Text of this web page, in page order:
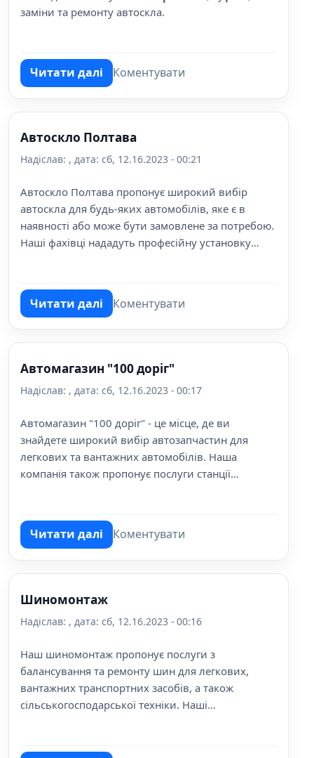
заміни та ремонту автоскла.
Читати даліпро ПП Семеніхін "Автоскло"
Коментувати
Автоскло Полтава
Надіслав: , дата: сб, 12.16.2023 - 00:21
Автоскло Полтава пропонує широкий вибір
автоскла для будь-яких автомобілів, яке є в
наявності або може бути замовлене за потребою.
Наші фахівці нададуть професійну установку
технологій.
Читати даліпро Автоскло Полтава
Коментувати
Автомагазин "100 доріг"
Надіслав: , дата: сб, 12.16.2023 - 00:17
Автомагазин "100 доріг" - це місце, де ви
знайдете широкий вибір автозапчастин для
легкових та вантажних автомобілів. Наша
компанія також пропонує послуги станції
транспортного засобу.
Читати даліпро Автомагазин "100 доріг"
Коментувати
Шиномонтаж
Надіслав: , дата: сб, 12.16.2023 - 00:16
Наш шиномонтаж пропонує послуги з
балансування та ремонту шин для легкових,
вантажних транспортних засобів, а також
сільськогосподарської техніки. Наші